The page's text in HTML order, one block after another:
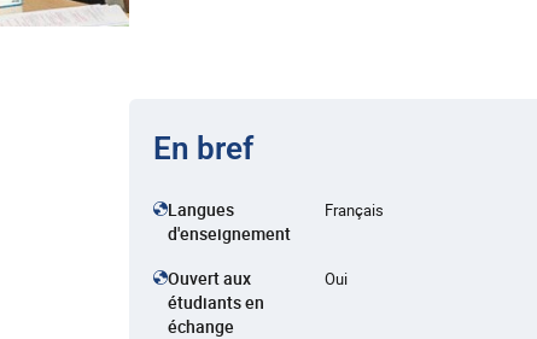
En bref
Langues
d'enseignement
Français
Ouvert aux
étudiants en
échange
Oui